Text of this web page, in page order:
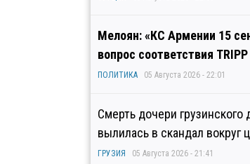
Мелоян: «КС Армении 15
вопрос соответствия
ПОЛИТИКА 05 Августа 2026 - 22:01
Смерть дочери
вылилась в скандал вокруг
ГРУЗИЯ 05 Августа 2026 - 21:41